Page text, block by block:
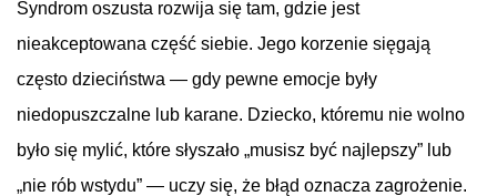
Syndrom oszusta rozwija się tam, gdzie jest
nieakceptowana część siebie. Jego korzenie sięgają
często dzieciństwa — gdy pewne emocje były
niedopuszczalne lub karane. Dziecko, któremu nie wolno
było się mylić, które słyszało „musisz być najlepszy” lub
„nie rób wstydu” — uczy się, że błąd oznacza zagrożenie.